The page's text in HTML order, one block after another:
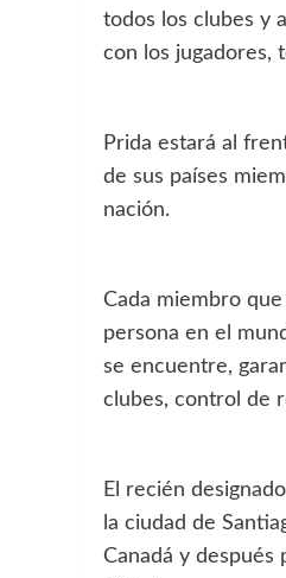
todos los clubes y
con los jugadores,
Prida estará al
de sus países
nación.
Cada miembro
persona en el
se encuentre,
clubes, control de
El recién
la ciudad de
Canadá y después